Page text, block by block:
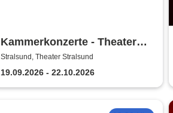
Kammerkonzerte - Theater
Vorpommern
Stralsund, Theater Stralsund
19.09.2026 - 22.10.2026